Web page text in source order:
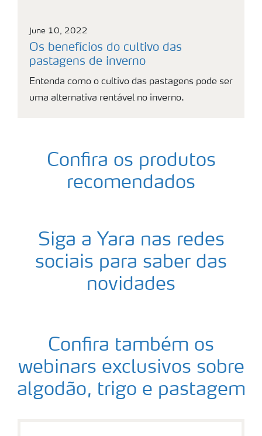
June 10, 2022
Os benefícios do cultivo das
pastagens de inverno
Entenda como o cultivo das pastagens pode ser
uma alternativa rentável no inverno.
Confira os produtos
recomendados
Siga a Yara nas redes
sociais para saber das
novidades
Confira também os
webinars exclusivos sobre
algodão, trigo e pastagem